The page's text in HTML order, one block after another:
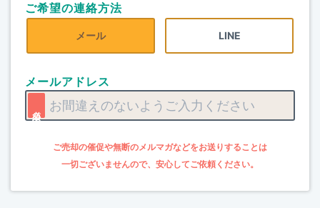
ご希望の連絡方法
メール LINE
メールアドレス